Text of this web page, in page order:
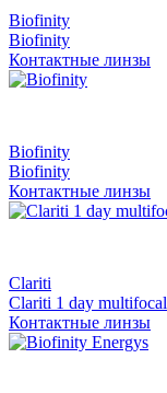
Biofinity
Biofinity
Контактные линзы
Biofinity
Biofinity
Контактные линзы
Clariti
Clariti 1 day multifocal
Контактные линзы